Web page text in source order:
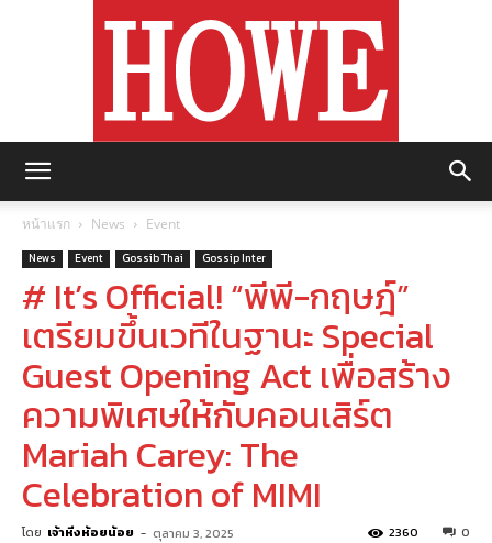
หน้าแรก News Event
News Event Gossib Thai Gossip Inter
# It’s Official! “พีพี-กฤษฎ์”
เตรียมขึ้นเวทีในฐานะ Special
Guest Opening Act เพื่อสร้าง
ความพิเศษให้กับคอนเสิร์ต
Mariah Carey: The
Celebration of MIMI
โดย เจ้าหิ่งห้อยน้อย - ตุลาคม 3, 2025 0
2360